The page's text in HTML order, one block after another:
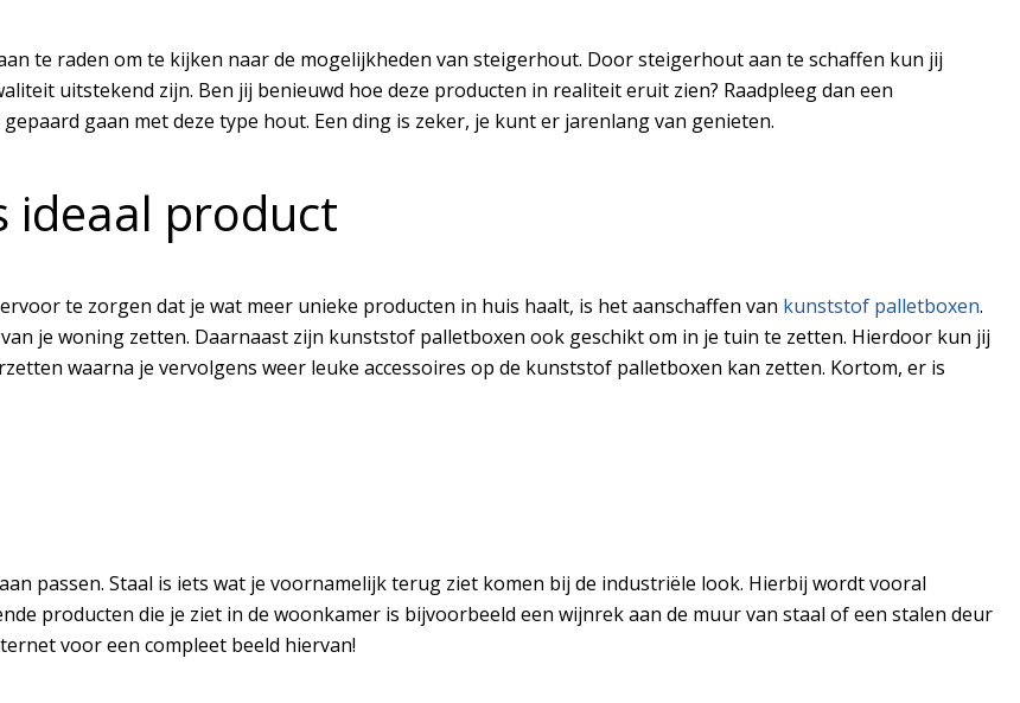
te raden om te kijken naar de mogelijkheden van steigerhout. Door steigerhout aan te schaffen kun jij
uitstekend zijn. Ben jij benieuwd hoe deze producten in realiteit eruit zien? Raadpleeg dan een
gaan met deze type hout. Een ding is zeker, je kunt er jarenlang van genieten.
ideaal product
te zorgen dat je wat meer unieke producten in huis haalt, is het aanschaffen van kunststof palletboxen.
je woning zetten. Daarnaast zijn kunststof palletboxen ook geschikt om in je tuin te zetten. Hierdoor kun jij
waarna je vervolgens weer leuke accessoires op de kunststof palletboxen kan zetten. Kortom, er is
passen. Staal is iets wat je voornamelijk terug ziet komen bij de industriële look. Hierbij wordt vooral
producten die je ziet in de woonkamer is bijvoorbeeld een wijnrek aan de muur van staal of een stalen deur
voor een compleet beeld hiervan!